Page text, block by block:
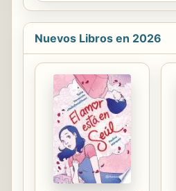
probablemente
con la que ha
rentabilidades
libro.
Nuevos Libros en 2026